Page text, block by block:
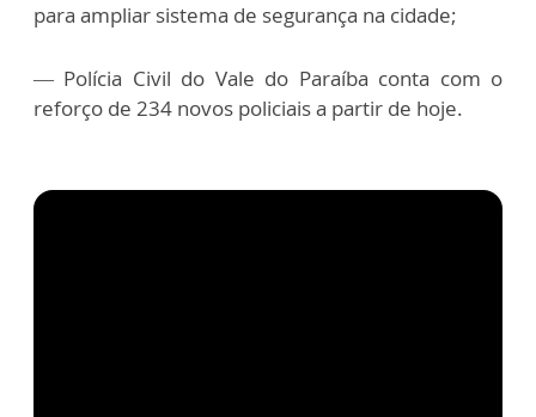
para ampliar sistema de segurança na cidade;
— Polícia Civil do Vale do Paraíba conta com o
reforço de 234 novos policiais a partir de hoje.